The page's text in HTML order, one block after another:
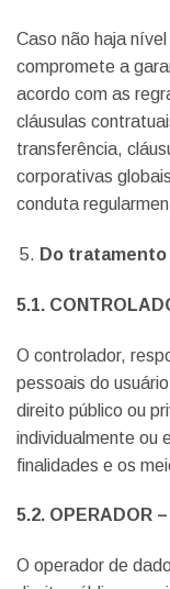
Caso não haja
compromete a
acordo com as
cláusulas
transferência,
corporativas
conduta
Do
5.1.
O controlador,
pessoais do
direito público ou
individualmente ou
finalidades e os
5.2. OPERADOR
O operador de